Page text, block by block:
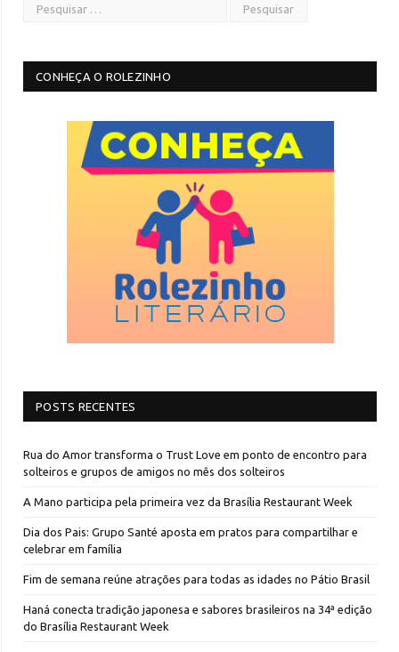
CONHEÇA O ROLEZINHO
POSTS RECENTES
Rua do Amor transforma o Trust Love em ponto de encontro para
solteiros e grupos de amigos no mês dos solteiros
A Mano participa pela primeira vez da Brasília Restaurant Week
Dia dos Pais: Grupo Santé aposta em pratos para compartilhar e
celebrar em família
Fim de semana reúne atrações para todas as idades no Pátio Brasil
Haná conecta tradição japonesa e sabores brasileiros na 34ª edição
do Brasília Restaurant Week